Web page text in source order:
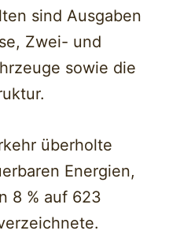
sind Ausgaben
Zwei- und
sowie die
überholte
Energien,
8 % auf 623